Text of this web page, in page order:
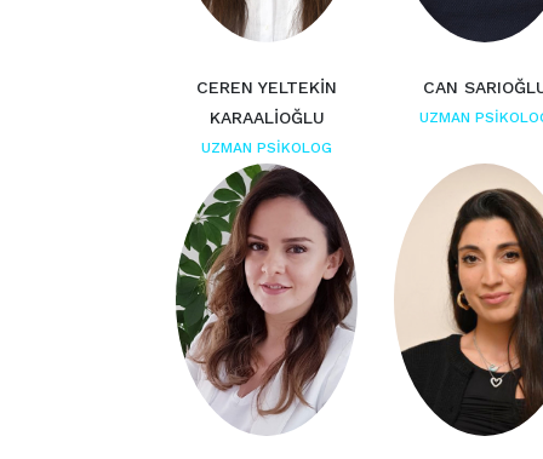
CEREN YELTEKİN
KARAALİOĞLU
UZMAN PSİKOLOG
CAN
UZMAN